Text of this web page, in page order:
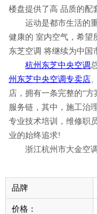
楼盘提供了高 品质的配
运动是都市生活的重
健康的 室内空气，希望
东芝空调 将继续为中国
杭州东芝中央空调
州东芝中央空调专卖店
店，拥有一条完整的“
服务链，其中，施工治
专业技术培训，维修职
业的始终追求!
浙江杭州市大金空调
品牌
价格：